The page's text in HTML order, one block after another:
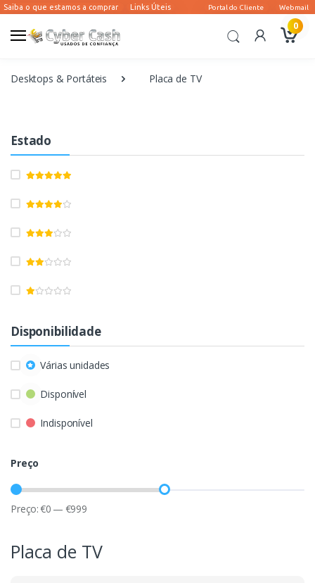
0
Desktops & Portáteis Placa de TV
Estado
Disponibilidade
Várias unidades
Disponível
Indisponível
Preço
Preço:€0 — €999
Placa de TV